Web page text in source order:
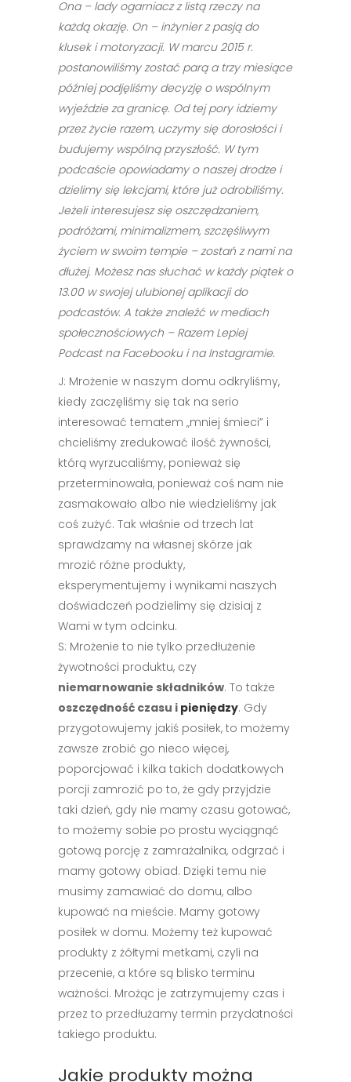
Ona – lady ogarniacz z listą rzeczy na
każdą okazję. On – inżynier z pasją do
klusek i motoryzacji. W marcu 2015 r.
postanowiliśmy zostać parą a trzy miesiące
później podjęliśmy decyzję o wspólnym
wyjeździe za granicę. Od tej pory idziemy
przez życie razem, uczymy się dorosłości i
budujemy wspólną przyszłość. W tym
podcaście opowiadamy o naszej drodze i
dzielimy się lekcjami, które już odrobiliśmy.
Jeżeli interesujesz się oszczędzaniem,
podróżami, minimalizmem, szczęśliwym
życiem w swoim tempie – zostań z nami na
dłużej. Możesz nas słuchać w każdy piątek o
13.00 w swojej ulubionej aplikacji do
podcastów. A także znaleźć w mediach
społecznościowych – Razem Lepiej
Podcast na Facebooku i na Instagramie.
J: Mrożenie w naszym domu odkryliśmy,
kiedy zaczęliśmy się tak na serio
interesować tematem „mniej śmieci” i
chcieliśmy zredukować ilość żywności,
którą wyrzucaliśmy, ponieważ się
przeterminowała, ponieważ coś nam nie
zasmakowało albo nie wiedzieliśmy jak
coś zużyć. Tak właśnie od trzech lat
sprawdzamy na własnej skórze jak
mrozić różne produkty,
eksperymentujemy i wynikami naszych
doświadczeń podzielimy się dzisiaj z
Wami w tym odcinku.
S: Mrożenie to nie tylko przedłużenie
żywotności produktu, czy
niemarnowanie składników. To także
oszczędność czasu i pieniędzy. Gdy
przygotowujemy jakiś posiłek, to możemy
zawsze zrobić go nieco więcej,
poporcjować i kilka takich dodatkowych
porcji zamrozić po to, że gdy przyjdzie
taki dzień, gdy nie mamy czasu gotować,
to możemy sobie po prostu wyciągnąć
gotową porcję z zamrażalnika, odgrzać i
mamy gotowy obiad. Dzięki temu nie
musimy zamawiać do domu, albo
kupować na mieście. Mamy gotowy
posiłek w domu. Możemy też kupować
produkty z żółtymi metkami, czyli na
przecenie, a które są blisko terminu
ważności. Mrożąc je zatrzymujemy czas i
przez to przedłużamy termin przydatności
takiego produktu.
Jakie produkty można